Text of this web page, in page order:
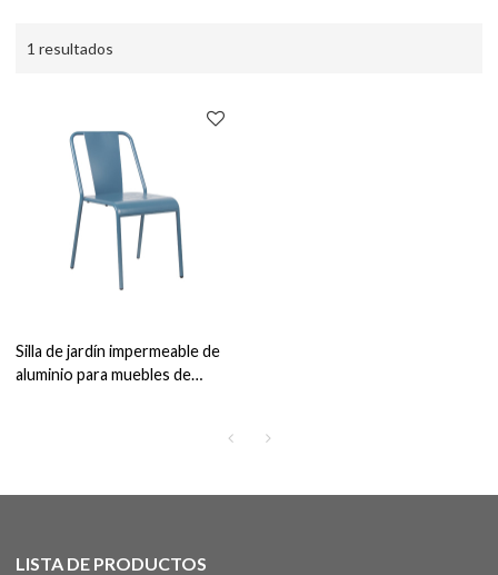
1 resultados
Silla de jardín impermeable de
aluminio para muebles de
LISTA DE PRODUCTOS